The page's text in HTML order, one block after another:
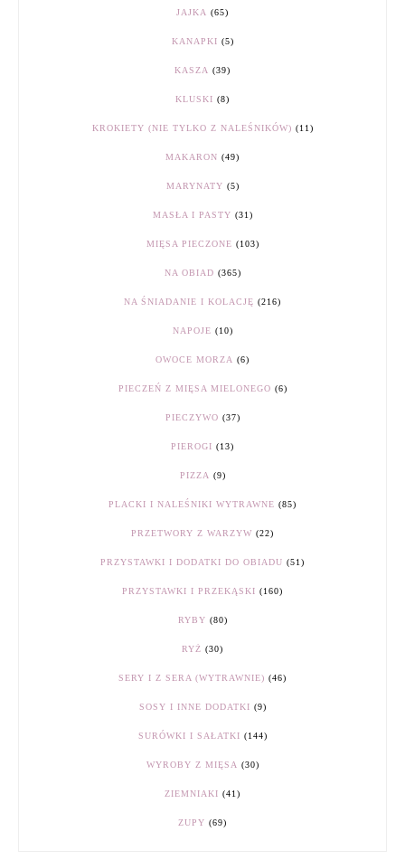
JAJKA (65)
KANAPKI (5)
KASZA (39)
KLUSKI (8)
KROKIETY (NIE TYLKO Z NALEŚNIKÓW) (11)
MAKARON (49)
MARYNATY (5)
MASŁA I PASTY (31)
MIĘSA PIECZONE (103)
NA OBIAD (365)
NA ŚNIADANIE I KOLACJĘ (216)
NAPOJE (10)
OWOCE MORZA (6)
PIECZEŃ Z MIĘSA MIELONEGO (6)
PIECZYWO (37)
PIEROGI (13)
PIZZA (9)
PLACKI I NALEŚNIKI WYTRAWNE (85)
PRZETWORY Z WARZYW (22)
PRZYSTAWKI I DODATKI DO OBIADU (51)
PRZYSTAWKI I PRZEKĄSKI (160)
RYBY (80)
RYŻ (30)
SERY I Z SERA (WYTRAWNIE) (46)
SOSY I INNE DODATKI (9)
SURÓWKI I SAŁATKI (144)
WYROBY Z MIĘSA (30)
ZIEMNIAKI (41)
ZUPY (69)